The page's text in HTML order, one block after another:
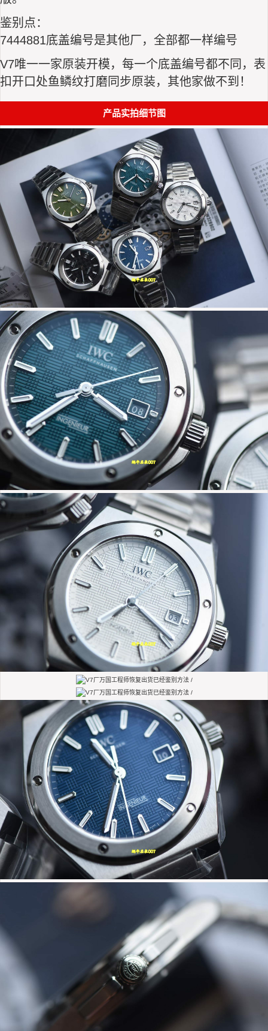
鉴别点：
7444881底盖编号是其他厂，全部都一样编号
V7唯一一家原装开模，每一个底盖编号都不同，表
扣开口处鱼鳞纹打磨同步原装，其他家做不到！
产品实拍细节图